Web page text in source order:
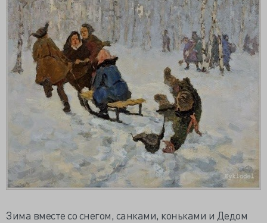
Зима вместе со снегом, санками, коньками и Дедом